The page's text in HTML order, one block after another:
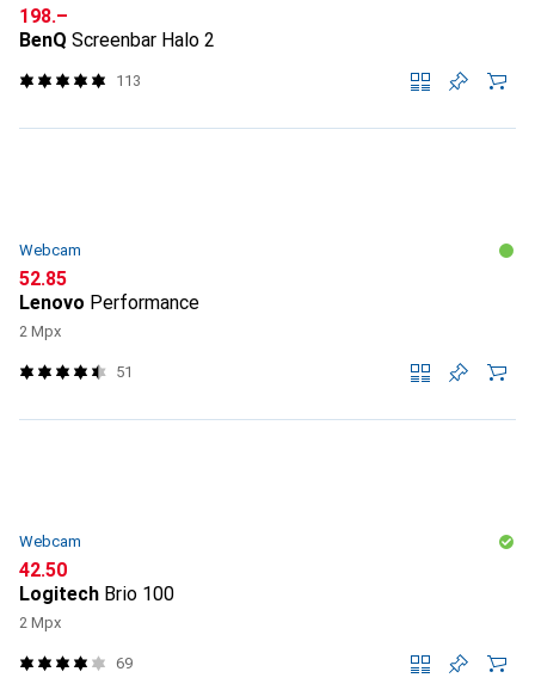
CHF
198.–
BenQ Screenbar Halo 2
113
Webcam
CHF
52.85
Lenovo Performance
2 Mpx
51
Webcam
CHF
42.50
Logitech Brio 100
2 Mpx
69